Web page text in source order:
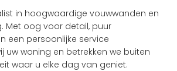
in hoogwaardige vouwwanden en
Met oog voor detail, puur
een persoonlijke service
uw woning en betrekken we buiten
waar u elke dag van geniet.